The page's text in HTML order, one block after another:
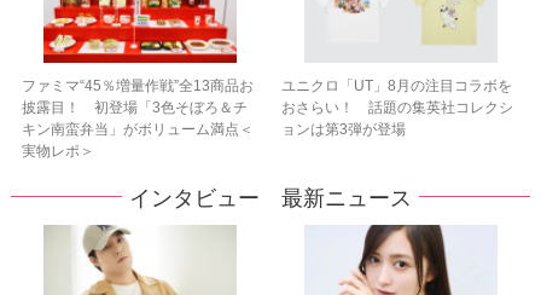
ファミマ“45％増量作戦”全13商品お
披露目！ 初登場「3色そぼろ＆チ
キン南蛮弁当」がボリューム満点＜
実物レポ＞
ユニクロ「UT」8月の注目コラボを
おさらい！ 話題の集英社コレクシ
ョンは第3弾が登場
インタビュー 最新ニュース